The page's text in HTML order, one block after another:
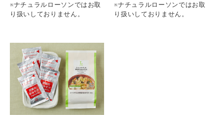
※ナチュラルローソンではお取
り扱いしておりません。
※ナチュラルローソンではお取
り扱いしておりません。